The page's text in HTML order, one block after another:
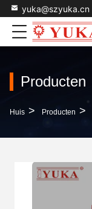
yuka@szyuka.cn
Producten
Huis > Producten >